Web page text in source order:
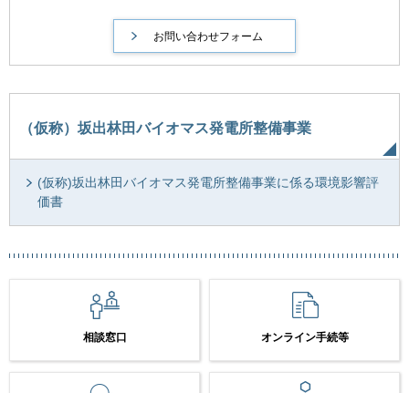
（仮称）坂出林田バイオマス発電所整備事業
(仮称)坂出林田バイオマス発電所整備事業に係る環境影響評
価書
相談窓口 オンライン手続等